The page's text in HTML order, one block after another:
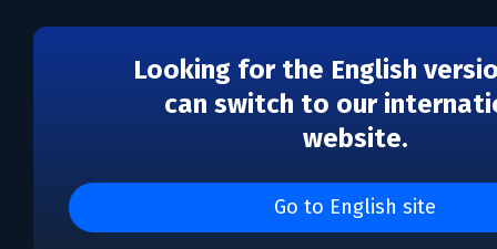
Looking for the English
can switch to our
website.
Go to English site
Sigma Theory: Global